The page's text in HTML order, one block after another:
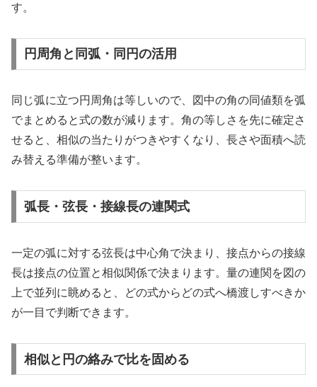
す。
円周角と同弧・同円の活用
同じ弧に立つ円周角は等しいので、図中の角の同値類を弧
でまとめると式の数が減ります。角の等しさを先に確定さ
せると、相似の当たりがつきやすくなり、長さや面積へ読
み替える準備が整います。
弧長・弦長・接線長の連関式
一定の弧に対する弦長は中心角で決まり、接点からの接線
長は接点の位置と相似関係で決まります。量の連関を図の
上で並列に眺めると、どの式からどの式へ橋渡しすべきか
が一目で判断できます。
相似と円の絡みで比を固める